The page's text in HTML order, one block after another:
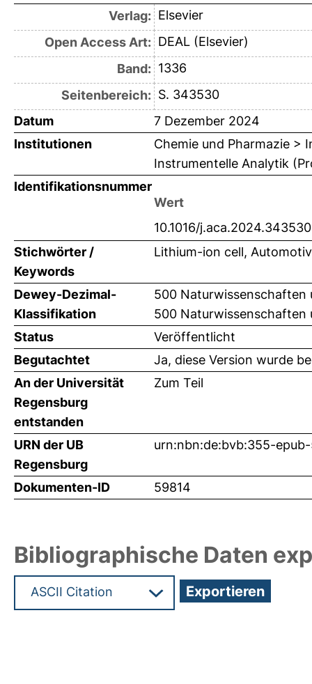
Verlag: Elsevier
Open Access Art: DEAL (Elsevier)
Band: 1336
Seitenbereich: S. 343530
Datum
7 Dezember 2024
Institutionen
Chemie und Pharmazie >
Instrumentelle Analytik
Identifikationsnummer
Wert
10.1016/j.aca.2024.343530
Stichwörter /
Keywords
Lithium-ion cell,
Dewey-Dezimal-
Klassifikation
500
500 Naturwissenschaften
Status
Veröffentlicht
Begutachtet
Ja, diese Version wurde
An der Universität
Regensburg
entstanden
Zum Teil
URN der UB
Regensburg
urn:nbn:de:bvb:355-
Dokumenten-ID 59814
Bibliographische Daten